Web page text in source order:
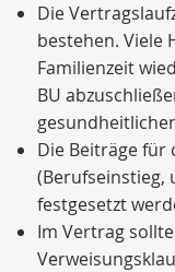
Die
bestehen. Viele
Familienzeit
BU
Die Beiträge für
(Berufseinstieg,
festgesetzt
Im Vertrag